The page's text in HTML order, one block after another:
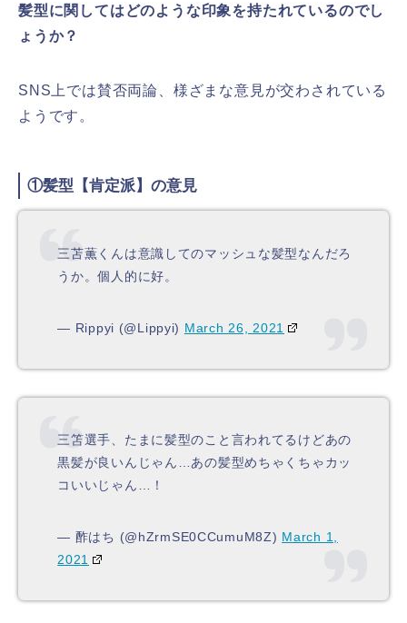
髪型に関してはどのような印象を持たれているのでし
ょうか？
SNS上では賛否両論、様ざまな意見が交わされている
ようです。
①髪型【肯定派】の意見
三苫薫くんは意識してのマッシュな髪型なんだろ
うか。個人的に好。
— Rippyi (@Lippyi) March 26, 2021
三笘選手、たまに髪型のこと言われてるけどあの
黒髪が良いんじゃん…あの髪型めちゃくちゃカッ
コいいじゃん…！
— 酢はち (@hZrmSE0CCumuM8Z) March 1,
2021